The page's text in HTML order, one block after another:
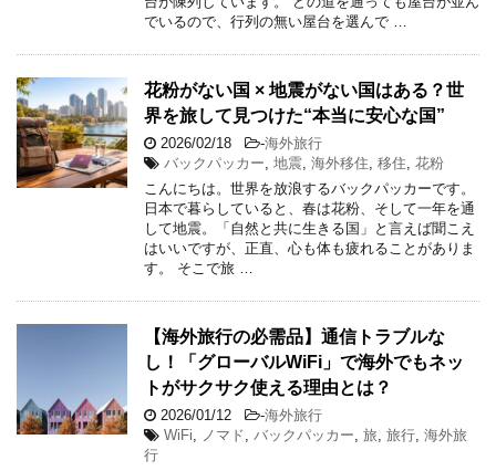
でいるので、行列の無い屋台を選んで …
花粉がない国 × 地震がない国はある？世
界を旅して見つけた“本当に安心な国”
2026/02/18 -海外旅行
バックパッカー, 地震, 海外移住, 移住, 花粉
こんにちは。世界を放浪するバックパッカーです。
日本で暮らしていると、春は花粉、そして一年を通
して地震。「自然と共に生きる国」と言えば聞こえ
はいいですが、正直、心も体も疲れることがありま
す。 そこで旅 …
【海外旅行の必需品】通信トラブルな
し！「グローバルWiFi」で海外でもネッ
トがサクサク使える理由とは？
2026/01/12 -海外旅行
WiFi, ノマド, バックパッカー, 旅, 旅行, 海外旅
行